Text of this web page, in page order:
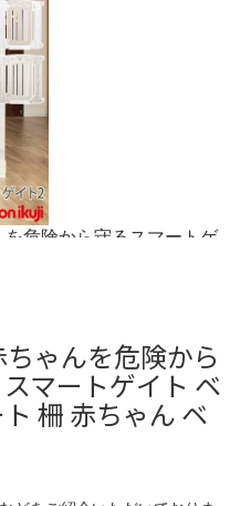
ゃんを危険から
マートゲイト ベ
柵 赤ちゃん ベ